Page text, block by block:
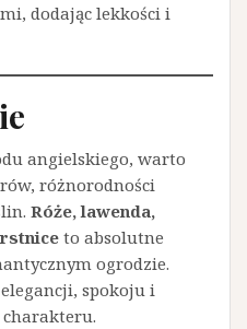
dodając lekkości i
angielskiego, warto
różnorodności
Róże, lawenda,
to absolutne
ogrodzie.
spokoju i